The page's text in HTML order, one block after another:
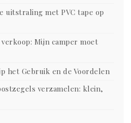
uitstraling met PVC tape op
Mijn camper moet
het Gebruik en de Voordelen
verzamelen: klein,